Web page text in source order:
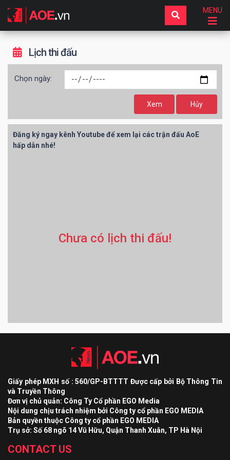
MENU
Lịch thi đấu
Chọn ngày:
Xem Hủy
Đăng ký ngay kênh Youtube để xem lại các trận đấu AoE
hấp dẫn nhé!
Chưa có lịch thi đấu!
Giấy phép MXH số : 560/GP-BTTTT Được cấp bởi Bộ Thông Tin
và Truyền Thông
Đơn vị chủ quản: Công Ty Cổ phần EGO Media
Nội dung chịu trách nhiệm bởi Công ty cổ phần EGO MEDIA
Bản quyền thuộc Công ty cổ phần EGO MEDIA
Trụ sở: Số 68 ngõ 14 Vũ Hữu, Quận Thanh Xuân, TP Hà Nội
CONTACT US